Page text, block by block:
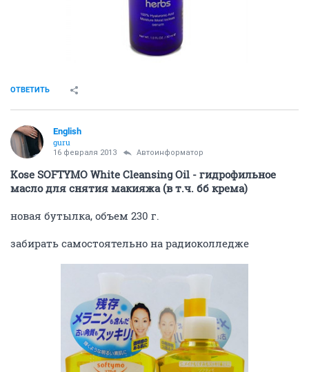
ОТВЕТИТЬ
English
guru
16 февраля 2013 Автоинформатор
Kose SOFTYMO White Cleansing Oil - гидрофильное
масло для снятия макияжа (в т.ч. бб крема)
новая бутылка, объем 230 г.
забирать самостоятельно на радиоколледже